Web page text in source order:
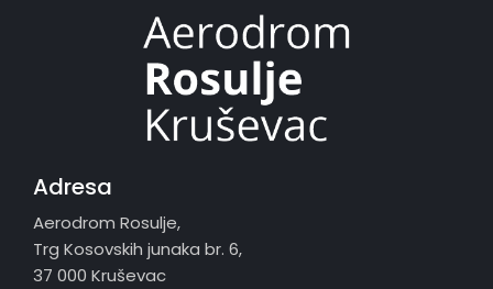
Adresa
Aerodrom Rosulje,
Trg Kosovskih junaka br. 6,
37 000 Kruševac